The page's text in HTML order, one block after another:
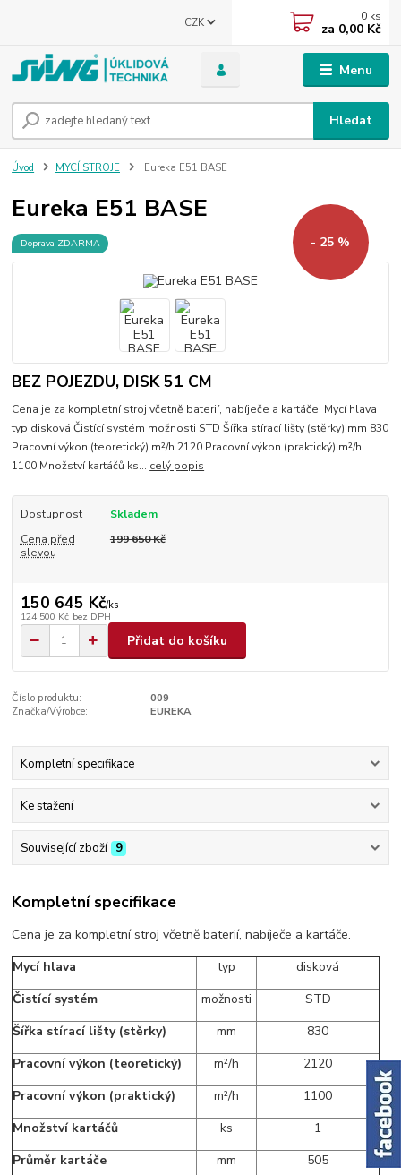
Menu
CZK
Hledat
0 ks
za 0,00 Kč
Úvod MYCÍ STROJE Eureka E51 BASE
Eureka E51 BASE
Doprava ZDARMA - 25 %
BEZ POJEZDU, DISK 51 CM
Cena je za kompletní stroj včetně baterií, nabíječe a kartáče. Mycí hlava
typ disková Čistící systém možnosti STD Šířka stírací lišty (stěrky) mm 830
Pracovní výkon (teoretický) m²/h 2120 Pracovní výkon (praktický) m²/h
1100 Množství kartáčů ks... celý popis
Dostupnost
Skladem
Cena před
slevou
199 650 Kč
150 645 Kč/ks
124 500 Kč bez DPH
Přidat do košíku
Číslo produktu:
009
Značka/Výrobce:
EUREKA
Kompletní specifikace
Ke stažení
Související zboží 9
Kompletní specifikace
Cena je za kompletní stroj včetně baterií, nabíječe a kartáče.
Mycí hlava
typ
disková
Čistící systém
možnosti
STD
Šířka stírací lišty (stěrky)
mm
830
Pracovní výkon (teoretický)
m²/h
2120
Pracovní výkon (praktický)
m²/h
1100
Množství kartáčů
ks
1
Průměr kartáče
mm
505